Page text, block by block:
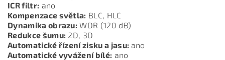
ICR filtr: ano
Kompenzace světla: BLC, HLC
Dynamika obrazu: WDR (120 dB)
Redukce šumu: 2D, 3D
Automatické řízení zisku a jasu: ano
Automatické vyvážení bílé: ano